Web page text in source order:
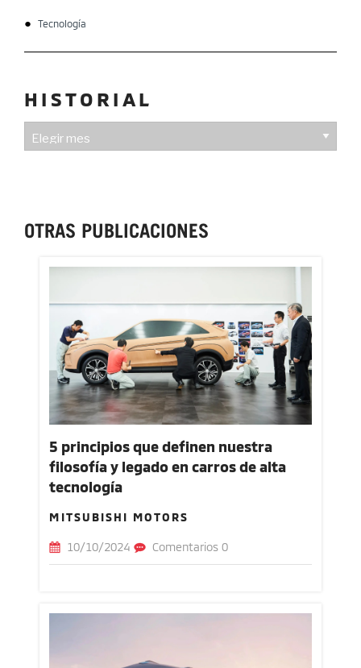
Tecnología
HISTORIAL
HISTORIAL
OTRAS PUBLICACIONES
5 principios que definen nuestra
filosofía y legado en carros de alta
tecnología
MITSUBISHI MOTORS
10/10/2024 Comentarios 0